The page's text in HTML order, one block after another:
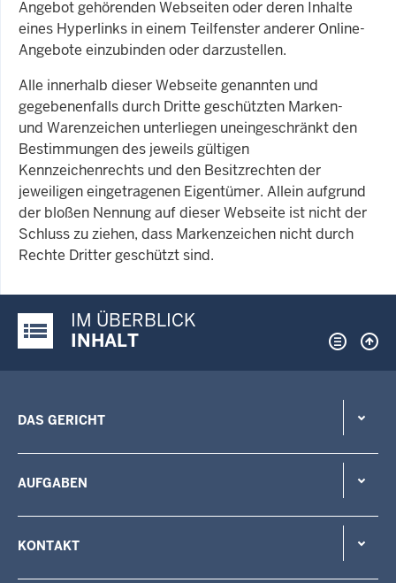
Angebot gehörenden Webseiten oder deren Inhalte
eines Hyperlinks in einem Teilfenster anderer Online-
Angebote einzubinden oder darzustellen.
Alle innerhalb dieser Webseite genannten und
gegebenenfalls durch Dritte geschützten Marken-
und Warenzeichen unterliegen uneingeschränkt den
Bestimmungen des jeweils gültigen
Kennzeichenrechts und den Besitzrechten der
jeweiligen eingetragenen Eigentümer. Allein aufgrund
der bloßen Nennung auf dieser Webseite ist nicht der
Schluss zu ziehen, dass Markenzeichen nicht durch
Rechte Dritter geschützt sind.
Justiz-Portal im Überblick:
IM ÜBERBLICK
INHALT
DAS GERICHT
AUFGABEN
KONTAKT